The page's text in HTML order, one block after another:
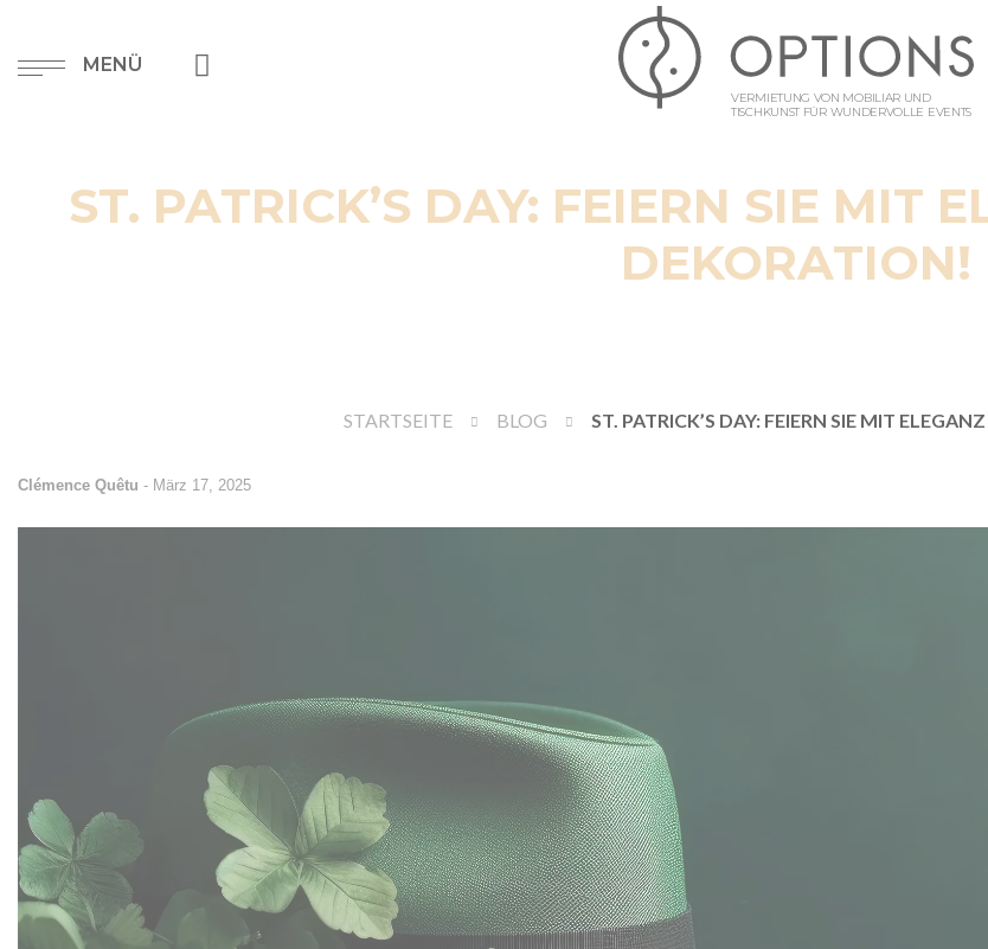
MENÜ
VERMIETUNG VON MOBILIAR UND
TISCHKUNST FÜR WUNDERVOLLE EVENTS
ST. PATRICK’S DAY: FEIERN SIE MIT
DEKORATION!
STARTSEITE BLOG ST. PATRICK’S DAY: FEIERN SIE MIT
Clémence Quêtu - März 17, 2025